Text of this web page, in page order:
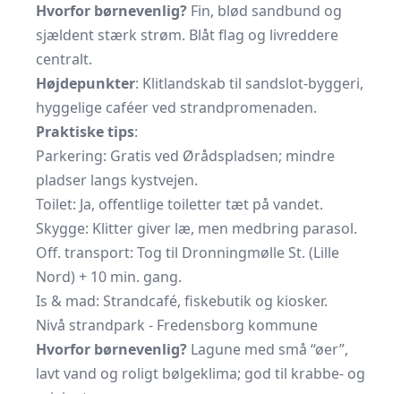
Hvorfor børnevenlig? Fin, blød sandbund og
sjældent stærk strøm. Blåt flag og livreddere
centralt.
Højdepunkter: Klitlandskab til sandslot-byggeri,
hyggelige caféer ved strandpromenaden.
Praktiske tips:
Parkering: Gratis ved Ørådspladsen; mindre
pladser langs kystvejen.
Toilet: Ja, offentlige toiletter tæt på vandet.
Skygge: Klitter giver læ, men medbring parasol.
Off. transport: Tog til Dronningmølle St. (Lille
Nord) + 10 min. gang.
Is & mad: Strandcafé, fiskebutik og kiosker.
Nivå strandpark - Fredensborg kommune
Hvorfor børnevenlig? Lagune med små “øer”,
lavt vand og roligt bølgeklima; god til krabbe- og